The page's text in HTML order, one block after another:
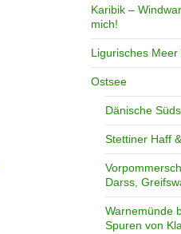
Karibik –
mich!
Ligurisches
Ostsee
Dänische
Stettiner Haff
Darss,
Warnemünde
Spuren von